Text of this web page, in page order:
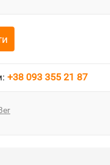
+38 093 355 21 87